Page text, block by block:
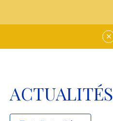
ACTUALITÉS